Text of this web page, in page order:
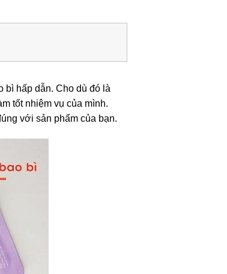
bì hấp dẫn. Cho dù đó là
tốt nhiệm vụ của mình.
với sản phẩm của bạn.